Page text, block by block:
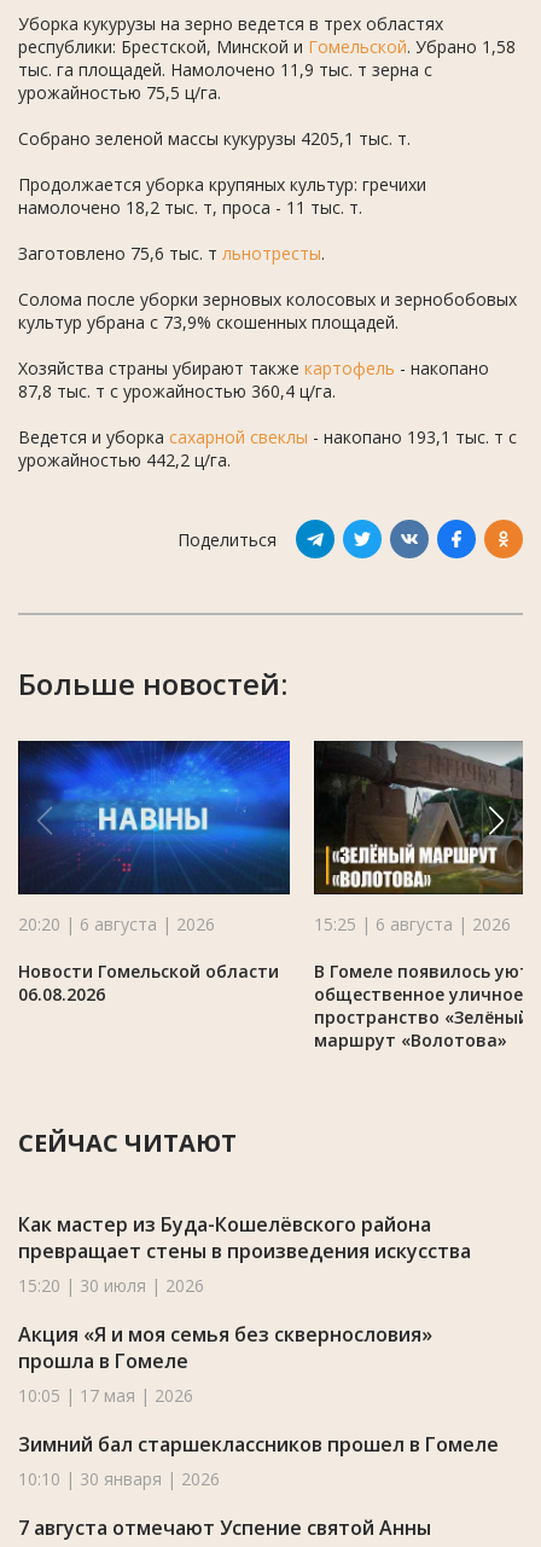
Уборка кукурузы на зерно ведется в трех областях
республики: Брестской, Минской и Гомельской. Убрано 1,58
тыс. га площадей. Намолочено 11,9 тыс. т зерна с
урожайностью 75,5 ц/га.
Собрано зеленой массы кукурузы 4205,1 тыс. т.
Продолжается уборка крупяных культур: гречихи
намолочено 18,2 тыс. т, проса - 11 тыс. т.
Заготовлено 75,6 тыс. т льнотресты.
Солома после уборки зерновых колосовых и зернобобовых
культур убрана с 73,9% скошенных площадей.
Хозяйства страны убирают также картофель - накопано
87,8 тыс. т с урожайностью 360,4 ц/га.
Ведется и уборка сахарной свеклы - накопано 193,1 тыс. т с
урожайностью 442,2 ц/га.
Поделиться
Больше новостей:
20:20 | 6 августа | 2026
Новости Гомельской области
06.08.2026
15:25 | 6 августа | 2026
В Гомеле появилось
общественное уличное
пространство «Зелёный
маршрут «Волотова»
СЕЙЧАС ЧИТАЮТ
Как мастер из Буда-Кошелёвского района
превращает стены в произведения искусства
15:20 | 30 июля | 2026
Акция «Я и моя семья без сквернословия»
прошла в Гомеле
10:05 | 17 мая | 2026
Зимний бал старшеклассников прошел в Гомеле
10:10 | 30 января | 2026
7 августа отмечают Успение святой Анны